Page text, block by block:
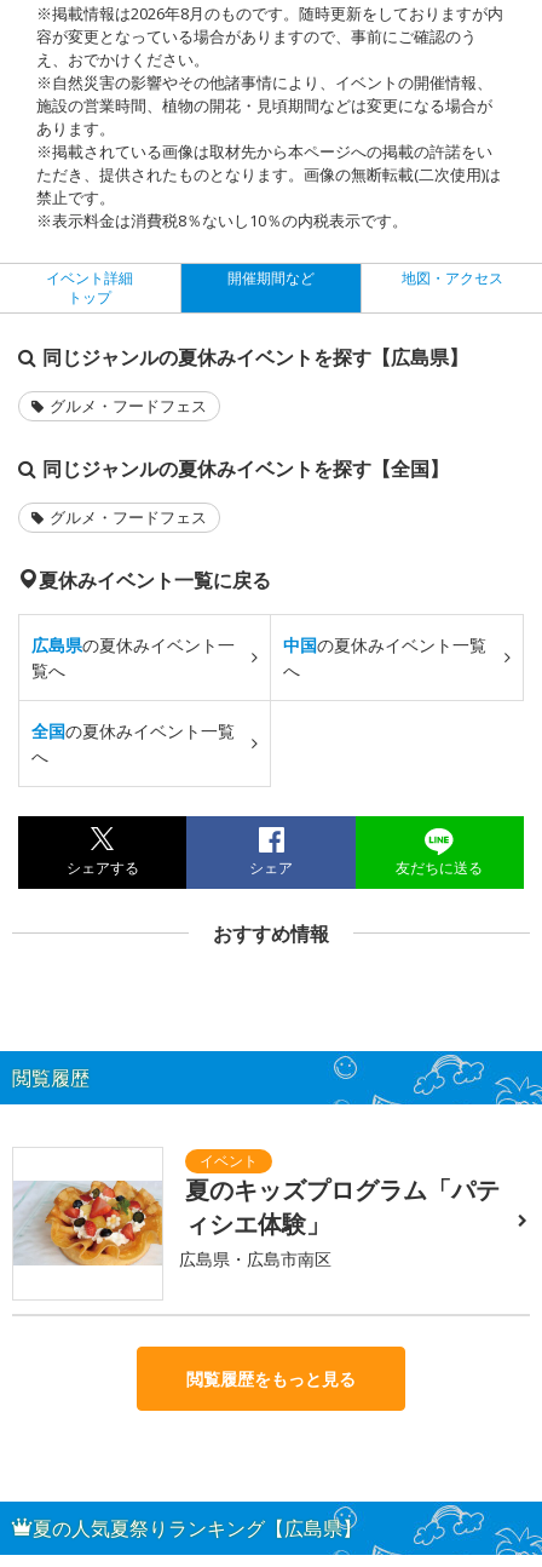
※掲載情報は2026年8月のものです。随時更新をしておりますが内
容が変更となっている場合がありますので、事前にご確認のう
え、おでかけください。
※自然災害の影響やその他諸事情により、イベントの開催情報、
施設の営業時間、植物の開花・見頃期間などは変更になる場合が
あります。
※掲載されている画像は取材先から本ページへの掲載の許諾をい
ただき、提供されたものとなります。画像の無断転載(二次使用)は
禁止です。
※表示料金は消費税8％ないし10％の内税表示です。
イベント詳細
トップ
開催期間など 地図・アクセス
同じジャンルの夏休みイベントを探す【広島県】
グルメ・フードフェス
同じジャンルの夏休みイベントを探す【全国】
グルメ・フードフェス
夏休みイベント一覧に戻る
広島県の夏休みイベント一
覧へ
中国の夏休みイベント一覧
へ
全国の夏休みイベント一覧
へ
シェアする シェア 友だちに送る
おすすめ情報
閲覧履歴
夏のキッズプログラム「パテ
ィシエ体験」
広島県・広島市南区
閲覧履歴をもっと見る
夏の人気夏祭りランキング【広島県】